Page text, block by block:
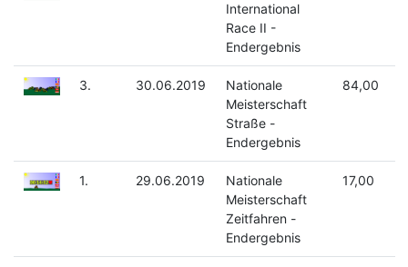
International
Race II -
Endergebnis
3. 30.06.2019
Nationale
Meisterschaft
Straße -
Endergebnis
84,00
1. 29.06.2019
Nationale
Meisterschaft
Zeitfahren -
Endergebnis
17,00